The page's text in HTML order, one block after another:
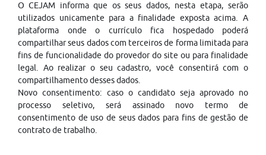
O CEJAM informa que os seus dados, nesta etapa, serão
utilizados unicamente para a finalidade exposta acima. A
plataforma onde o currículo fica hospedado poderá
compartilhar seus dados com terceiros de forma limitada para
fins de funcionalidade do provedor do site ou para finalidade
legal. Ao realizar o seu cadastro, você consentirá com o
compartilhamento desses dados.
Novo consentimento: caso o candidato seja aprovado no
processo seletivo, será assinado novo termo de
consentimento de uso de seus dados para fins de gestão de
contrato de trabalho.